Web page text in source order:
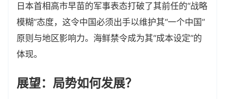
日本首相高市早苗的军事表态打破了其前任的“战略
模糊”态度，这令中国必须出手以维护其“一个中国”
原则与地区影响力。海鲜禁令成为其“成本设定”的
体现。
展望：局势如何发展？